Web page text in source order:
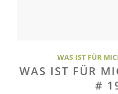
WAS IST FÜR
WAS IST FÜR
#